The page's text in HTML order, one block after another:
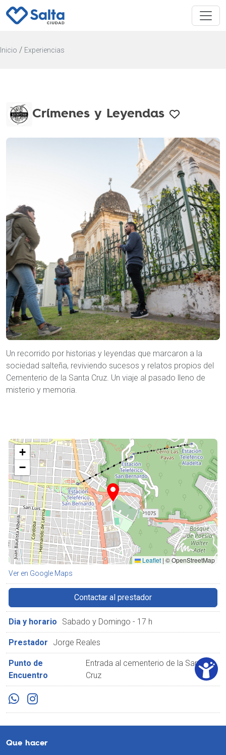
Inicio / Experiencias
Crímenes y Leyendas
Un recorrido por historias y leyendas que marcaron a la
sociedad salteña, reviviendo sucesos y relatos propios del
Cementerio de la Santa Cruz. Un viaje al pasado lleno de
misterio y memoria.
+
−
Leaflet | © OpenStreetMap
Ver en Google Maps
Contactar al prestador
Dia y horario Sabado y Domingo - 17 h
Prestador Jorge Reales
Punto de
Encuentro
Entrada al cementerio de la Santa
Cruz
Que hacer